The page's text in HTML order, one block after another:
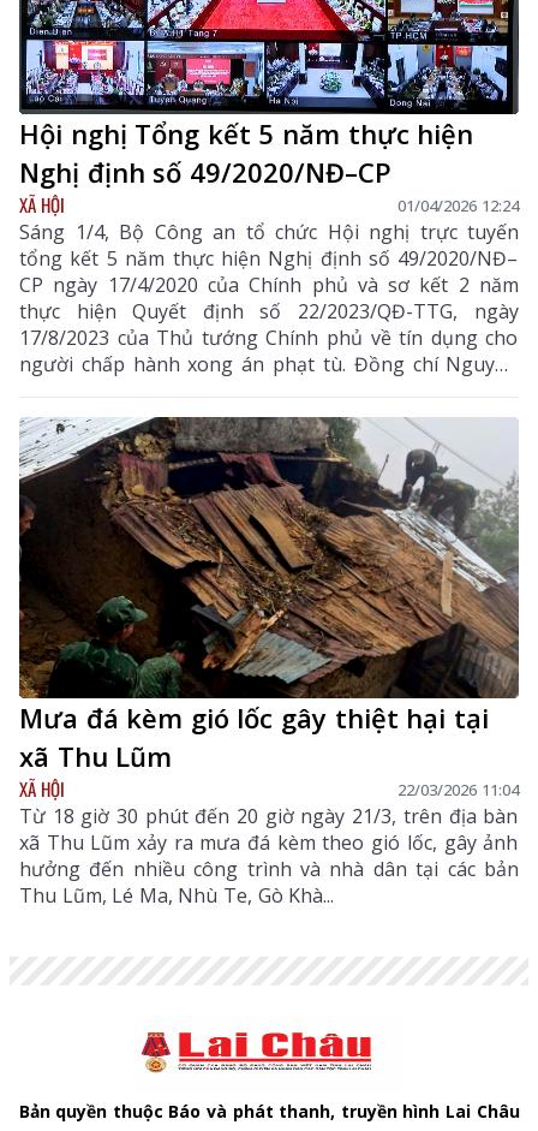
Hội nghị Tổng kết 5 năm thực hiện
Nghị định số 49/2020/NĐ–CP
XÃ HỘI 01/04/2026 12:24
Sáng 1/4, Bộ Công an tổ chức Hội nghị trực tuyến
tổng kết 5 năm thực hiện Nghị định số 49/2020/NĐ–
CP ngày 17/4/2020 của Chính phủ và sơ kết 2 năm
thực hiện Quyết định số 22/2023/QĐ-TTG, ngày
17/8/2023 của Thủ tướng Chính phủ về tín dụng cho
người chấp hành xong án phạt tù. Đồng chí Nguyễn
Hòa Bình, Phó Thủ tướng Thường trực Chính phủ dự
và chỉ đạo hội nghị. Cùng dự có thượng tướng Lê Văn
Tuyến - Thứ trưởng Bộ Công an, lãnh đạo Bộ Nội vụ,
công an các địa phương cùng các tổ chức tín dụng
Trung ương.
Mưa đá kèm gió lốc gây thiệt hại tại
xã Thu Lũm
XÃ HỘI 22/03/2026 11:04
Từ 18 giờ 30 phút đến 20 giờ ngày 21/3, trên địa bàn
xã Thu Lũm xảy ra mưa đá kèm theo gió lốc, gây ảnh
hưởng đến nhiều công trình và nhà dân tại các bản
Thu Lũm, Lé Ma, Nhù Te, Gò Khà...
Bản quyền thuộc Báo và phát thanh, truyền hình Lai Châu